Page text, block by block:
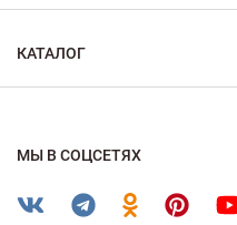
КАТАЛОГ
МЫ В СОЦСЕТЯХ